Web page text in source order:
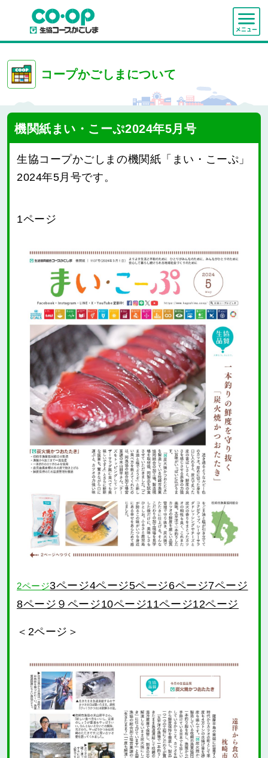
コープかごしまについて
機関紙まい・こーぷ2024年5月号
生協コープかごしまの機関紙「まい・こーぷ」
2024年5月号です。
1ページ
2ページ3ページ4ページ5ページ6ページ7ページ
8ページ ９ページ10ページ11ページ12ページ
＜2ページ＞